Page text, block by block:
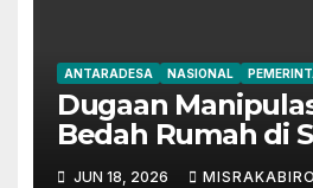
ANTARADESA NASIONAL
Dugaan
Bedah Rumah di
Mesuji, Oknum
JUN 18, 2026